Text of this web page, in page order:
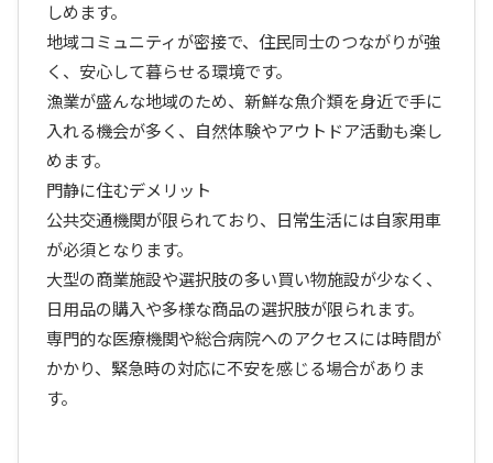
しめます。
地域コミュニティが密接で、住民同士のつながりが強
く、安心して暮らせる環境です。
漁業が盛んな地域のため、新鮮な魚介類を身近で手に
入れる機会が多く、自然体験やアウトドア活動も楽し
めます。
門静に住むデメリット
公共交通機関が限られており、日常生活には自家用車
が必須となります。
大型の商業施設や選択肢の多い買い物施設が少なく、
日用品の購入や多様な商品の選択肢が限られます。
専門的な医療機関や総合病院へのアクセスには時間が
かかり、緊急時の対応に不安を感じる場合がありま
す。